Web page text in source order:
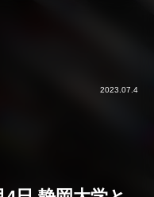
2023.07.4